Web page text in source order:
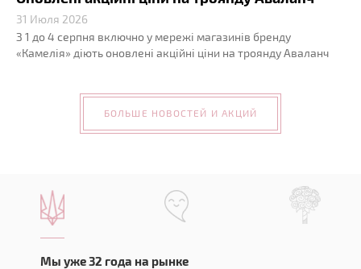
31 Июля 2026
З 1 до 4 серпня включно у мережі магазинів бренду
«Камелія» діють оновлені акційні ціни на троянду Аваланч
БОЛЬШЕ НОВОСТЕЙ И АКЦИЙ
Мы уже 32 года на рынке